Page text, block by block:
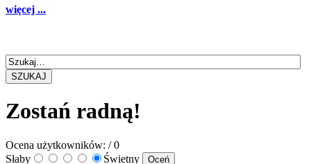
więcej ...
SZUKAJ
Zostań radną!
Ocena użytkowników: / 0
Słaby
Świetny